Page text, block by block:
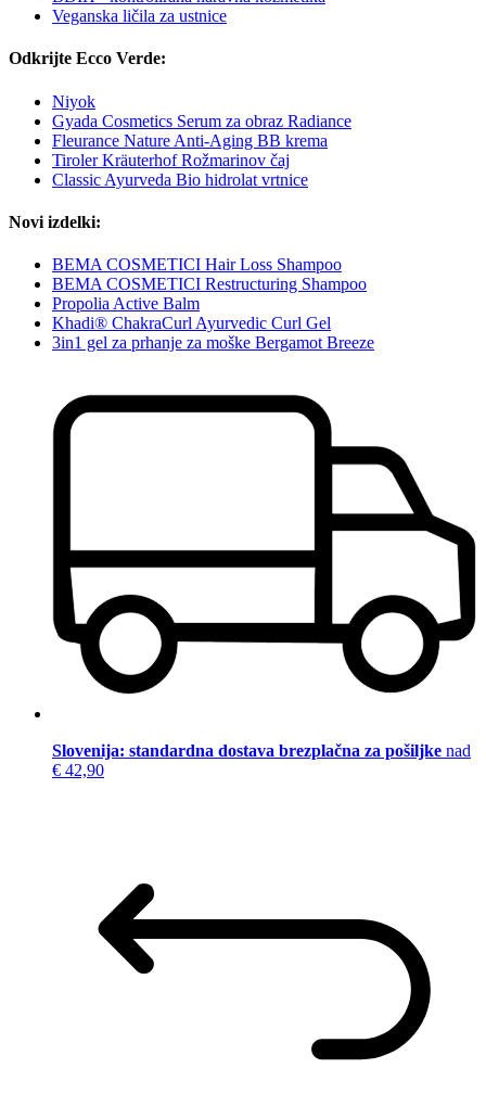
Veganska ličila za ustnice
Odkrijte Ecco Verde:
Niyok
Gyada Cosmetics Serum za obraz Radiance
Fleurance Nature Anti-Aging BB krema
Tiroler Kräuterhof Rožmarinov čaj
Classic Ayurveda Bio hidrolat vrtnice
Novi izdelki:
BEMA COSMETICI Hair Loss Shampoo
BEMA COSMETICI Restructuring Shampoo
Propolia Active Balm
Khadi® ChakraCurl Ayurvedic Curl Gel
3in1 gel za prhanje za moške Bergamot Breeze
Slovenija: standardna dostava brezplačna za pošiljke nad
€ 42,90